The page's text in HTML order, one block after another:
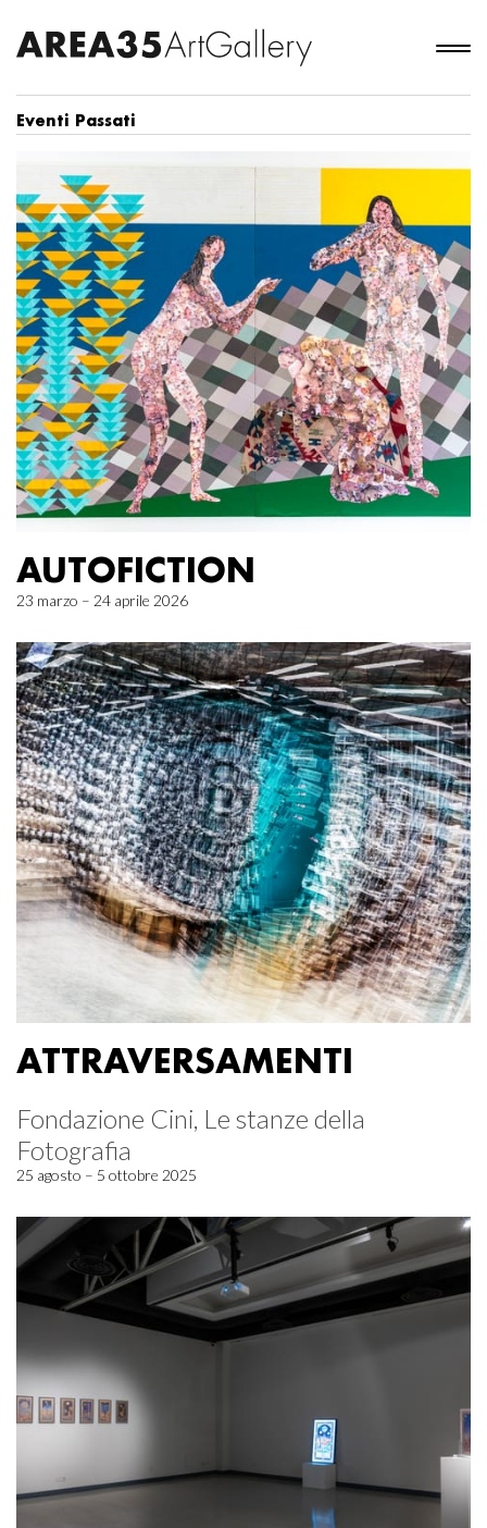
Eventi Passati
AUTOFICTION
23 marzo – 24 aprile 2026
ATTRAVERSAMENTI
Fondazione Cini, Le stanze della
Fotografia
25 agosto – 5 ottobre 2025